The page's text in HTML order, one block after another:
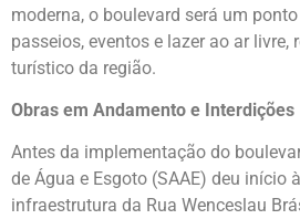
moderna, o boulevard será um
passeios, eventos e lazer ao ar
turístico da região.
Obras em Andamento e Interdições
Antes da implementação do
de Água e Esgoto (SAAE) deu início
infraestrutura da Rua Wenceslau